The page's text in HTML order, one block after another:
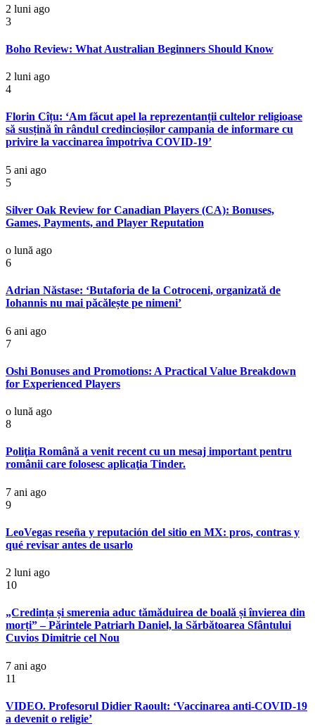
2 luni ago
3
Boho Review: What Australian Beginners Should Know
2 luni ago
4
Florin Cîțu: ‘Am făcut apel la reprezentanții cultelor religioase
să susțină în rândul credincioșilor campania de informare cu
privire la vaccinarea împotriva COVID-19’
5 ani ago
5
Silver Oak Review for Canadian Players (CA): Bonuses,
Games, Payments, and Player Reputation
o lună ago
6
Adrian Năstase: ‘Butaforia de la Cotroceni, organizată de
Iohannis nu mai păcălește pe nimeni’
6 ani ago
7
Oshi Bonuses and Promotions: A Practical Value Breakdown
for Experienced Players
o lună ago
8
Poliţia Română a venit recent cu un mesaj important pentru
românii care folosesc aplicaţia Tinder.
7 ani ago
9
LeoVegas reseña y reputación del sitio en MX: pros, contras y
qué revisar antes de usarlo
2 luni ago
10
„Credința și smerenia aduc tămăduirea de boală și învierea din
morți” – Părintele Patriarh Daniel, la Sărbătoarea Sfântului
Cuvios Dimitrie cel Nou
7 ani ago
11
VIDEO. Profesorul Didier Raoult: ‘Vaccinarea anti-COVID-19
a devenit o religie’